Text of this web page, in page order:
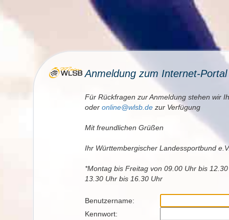
Anmeldung zum Internet-
Für Rückfragen zur Anmeldung stehen wir
oder online@wlsb.de zur Verfügung
Mit freundlichen Grüßen
Ihr Württembergischer Landessportbund
*Montag bis Freitag von 09.00 Uhr bis
13.30 Uhr bis 16.30 Uhr
Benutzername:
Kennwort: